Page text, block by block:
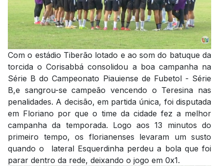
Com o estádio Tiberão lotado e ao som do batuque da
torcida o Corisabbá consolidou a boa campanha na
Série B do Campeonato Piauiense de Fubetol - Série
B,e sangrou-se campeão vencendo o Teresina nas
penalidades. A decisão, em partida única, foi disputada
em Floriano por que o time da cidade fez a melhor
campanha da temporada. Logo aos 13 minutos do
primeiro tempo, os florianenses levaram um susto
quando o lateral Esquerdinha perdeu a bola que foi
parar dentro da rede, deixando o jogo em 0x1.